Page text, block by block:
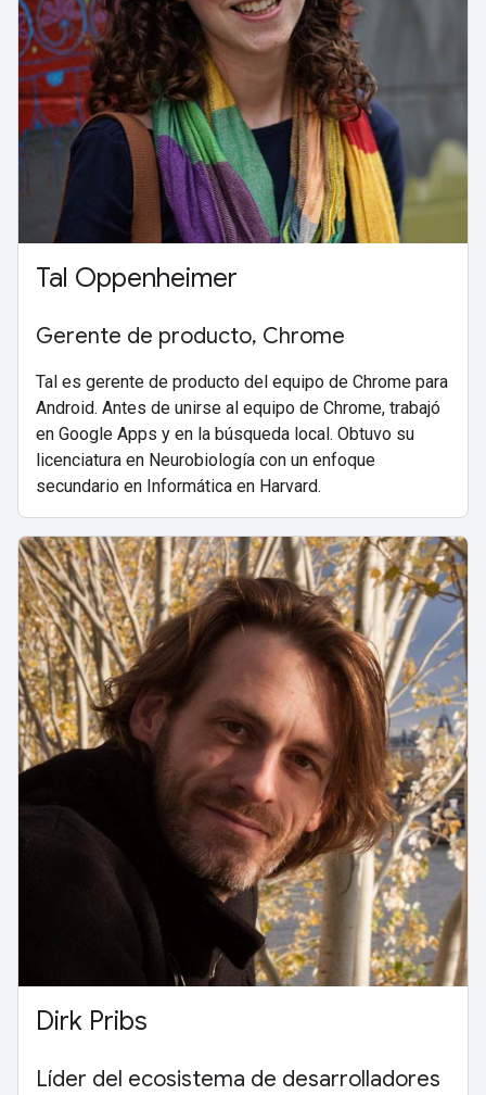
Tal Oppenheimer
Gerente de producto, Chrome
Tal es gerente de producto del equipo de Chrome para
Android. Antes de unirse al equipo de Chrome, trabajó
en Google Apps y en la búsqueda local. Obtuvo su
licenciatura en Neurobiología con un enfoque
secundario en Informática en Harvard.
Dirk Pribs
Líder del ecosistema de desarrolladores